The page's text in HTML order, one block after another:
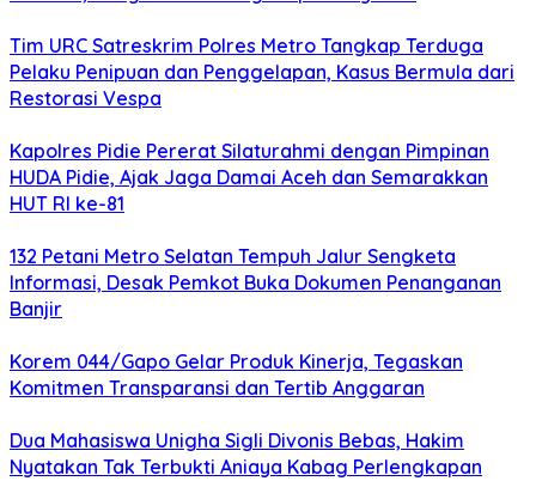
Tim URC Satreskrim Polres Metro Tangkap Terduga
Pelaku Penipuan dan Penggelapan, Kasus Bermula dari
Restorasi Vespa
Kapolres Pidie Pererat Silaturahmi dengan Pimpinan
HUDA Pidie, Ajak Jaga Damai Aceh dan Semarakkan
HUT RI ke-81
132 Petani Metro Selatan Tempuh Jalur Sengketa
Informasi, Desak Pemkot Buka Dokumen Penanganan
Banjir
Korem 044/Gapo Gelar Produk Kinerja, Tegaskan
Komitmen Transparansi dan Tertib Anggaran
Dua Mahasiswa Unigha Sigli Divonis Bebas, Hakim
Nyatakan Tak Terbukti Aniaya Kabag Perlengkapan